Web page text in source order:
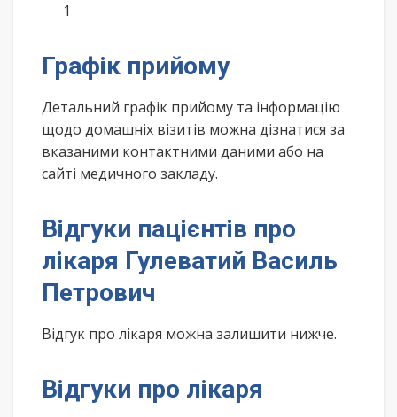
1
Графік прийому
Детальний графік прийому та інформацію
щодо домашніх візитів можна дізнатися за
вказаними контактними даними або на
сайті медичного закладу.
Відгуки пацієнтів про
лікаря Гулеватий Василь
Петрович
Відгук про лікаря можна залишити нижче.
Відгуки про лікаря